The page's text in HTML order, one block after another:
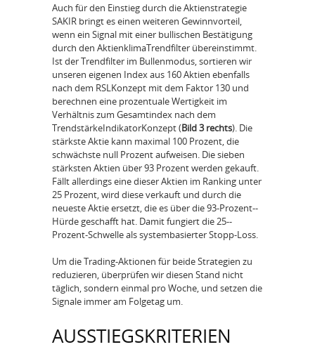
Auch für den Einstieg durch die Aktienstrategie
SAKIR bringt es einen weiteren Gewinnvorteil,
wenn ein Signal mit einer bullischen Bestätigung
durch den Aktienklima­Trendfilter übereinstimmt.
Ist der Trendfilter im Bullenmodus, sortieren wir
unseren eigenen Index aus 160 Aktien ebenfalls
nach dem RSL­Konzept mit dem Faktor 130 und
berechnen eine prozentuale Wertigkeit im
Verhältnis zum Gesamtindex nach dem
Trendstärke­Indikator­Konzept (Bild 3 rechts). Die
stärkste Aktie kann maximal 100 Prozent, die
schwächste null Prozent aufweisen. Die sieben
stärksten Aktien über 93 Prozent werden gekauft.
Fällt allerdings eine dieser Aktien im Ranking unter
25 Prozent, wird diese verkauft und durch die
neueste Aktie ersetzt, die es über die 93­-Prozent-­
Hürde geschafft hat. Damit fungiert die 25-­
Prozent-­Schwelle als systembasierter Stopp­-Loss.
Um die Trading-­Aktionen für beide Strategien zu
reduzieren, überprüfen wir diesen Stand nicht
täglich, sondern einmal pro Woche, und setzen die
Signale immer am Folgetag um.
AUSSTIEGSKRITERIEN